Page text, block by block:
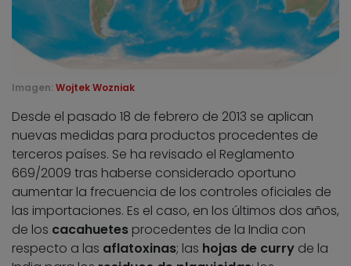
Imagen: Wojtek Wozniak
Desde el pasado 18 de febrero de 2013 se aplican
nuevas medidas para productos procedentes de
terceros países. Se ha revisado el Reglamento
669/2009 tras haberse considerado oportuno
aumentar la frecuencia de los controles oficiales de
las importaciones. Es el caso, en los últimos dos años,
de los cacahuetes procedentes de la India con
respecto a las aflatoxinas; las hojas de curry de la